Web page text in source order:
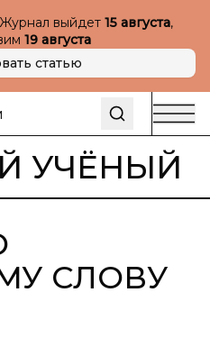
Журнал выйдет 15 августа,
19 августа
статью
УЧЁНЫЙ
СЛОВУ